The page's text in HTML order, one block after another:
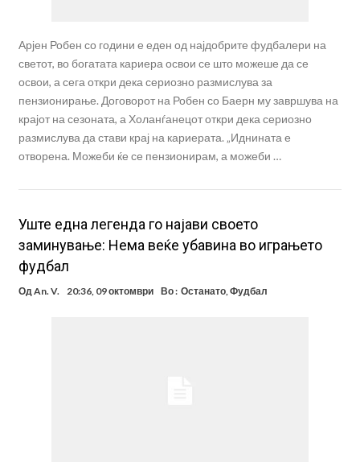
Арјен Робен со години е еден од најдобрите фудбалери на
светот, во богатата кариера освои се што можеше да се
освои, а сега откри дека сериозно размислува за
пензионирање. Договорот на Робен со Баерн му завршува на
крајот на сезоната, а Холанѓанецот откри дека сериозно
размислува да стави крај на кариерата. „Иднината е
отворена. Можеби ќе се пензионирам, а можеби …
Уште една легенда го најави своето
заминување: Нема веќе убавина во играњето
фудбал
ОдAn. V. 20:36, 09 октомври Во : Останато,Фудбал